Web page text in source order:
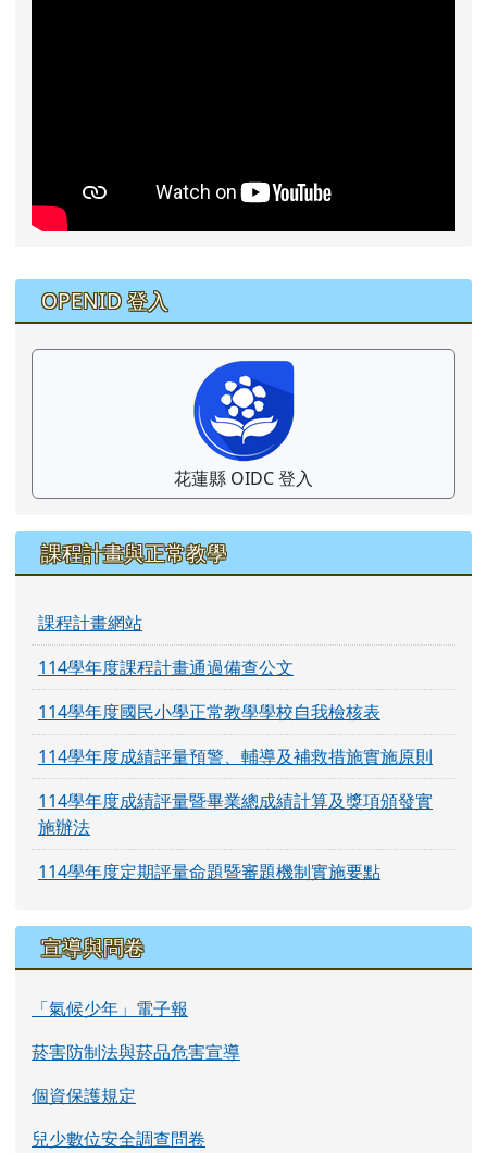
右邊區域內容
OPENID 登入
花蓮縣 OIDC 登入
課程計畫與正常教學
課程計畫網站
114學年度課程計畫通過備查公文
114學年度國民小學正常教學學校自我檢核表
114學年度成績評量預警、輔導及補救措施實施原則
114學年度成績評量暨畢業總成績計算及獎項頒發實
施辦法
114學年度定期評量命題暨審題機制實施要點
宣導與問卷
「氣候少年」電子報
菸害防制法與菸品危害宣導
個資保護規定
兒少數位安全調查問卷